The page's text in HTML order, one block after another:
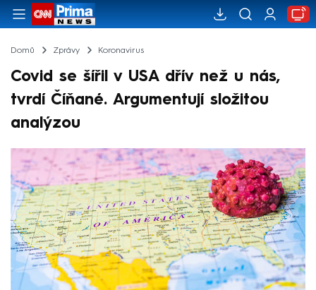
Domů Zprávy Koronavirus
Covid se šířil v USA dřív než u nás,
tvrdí Číňané. Argumentují složitou
analýzou